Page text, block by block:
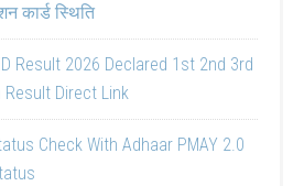
कार्ड स्थिति
Result 2026 Declared 1st 2nd 3rd
Result Direct Link
Check With Adhaar PMAY 2.0